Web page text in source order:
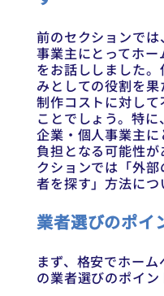
前のセクションで
事業主にとってホ
をお話ししました
みとしての役割を果
制作コストに対し
ことでしょう。特
企業・個人事業主
負担となる可能性
クションでは「外
者を探す」方法につ
業者選びのポイ
まず、格安でホー
の業者選びのポイン